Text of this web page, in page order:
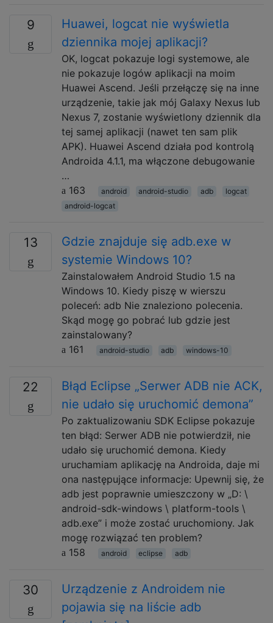
9
Huawei, logcat nie wyświetla
dziennika mojej aplikacji?
OK, logcat pokazuje logi systemowe, ale
nie pokazuje logów aplikacji na moim
Huawei Ascend. Jeśli przełączę się na inne
urządzenie, takie jak mój Galaxy Nexus lub
Nexus 7, zostanie wyświetlony dziennik dla
tej samej aplikacji (nawet ten sam plik
APK). Huawei Ascend działa pod kontrolą
Androida 4.1.1, ma włączone debugowanie
…
163
android android-studio adb
logcat
android-logcat
13
Gdzie znajduje się adb.exe w
systemie Windows 10?
Zainstalowałem Android Studio 1.5 na
Windows 10. Kiedy piszę w wierszu
poleceń: adb Nie znaleziono polecenia.
Skąd mogę go pobrać lub gdzie jest
zainstalowany?
161
android-studio adb windows-10
22
Błąd Eclipse „Serwer ADB nie ACK,
nie udało się uruchomić demona”
Po zaktualizowaniu SDK Eclipse pokazuje
ten błąd: Serwer ADB nie potwierdził, nie
udało się uruchomić demona. Kiedy
uruchamiam aplikację na Androida, daje mi
ona następujące informacje: Upewnij się, że
adb jest poprawnie umieszczony w „D: \
android-sdk-windows \ platform-tools \
adb.exe” i może zostać uruchomiony. Jak
mogę rozwiązać ten problem?
158
android eclipse adb
30
Urządzenie z Androidem nie
pojawia się na liście adb